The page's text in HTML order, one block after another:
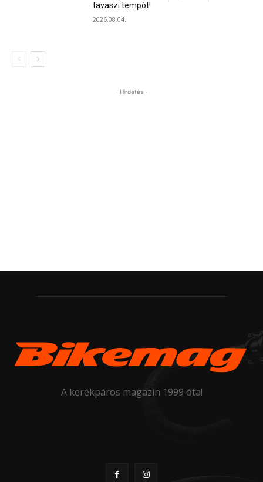
tavaszi tempót!
2026.08.04.
- Hirdetés -
A kerékpáros magazin 1999 óta!